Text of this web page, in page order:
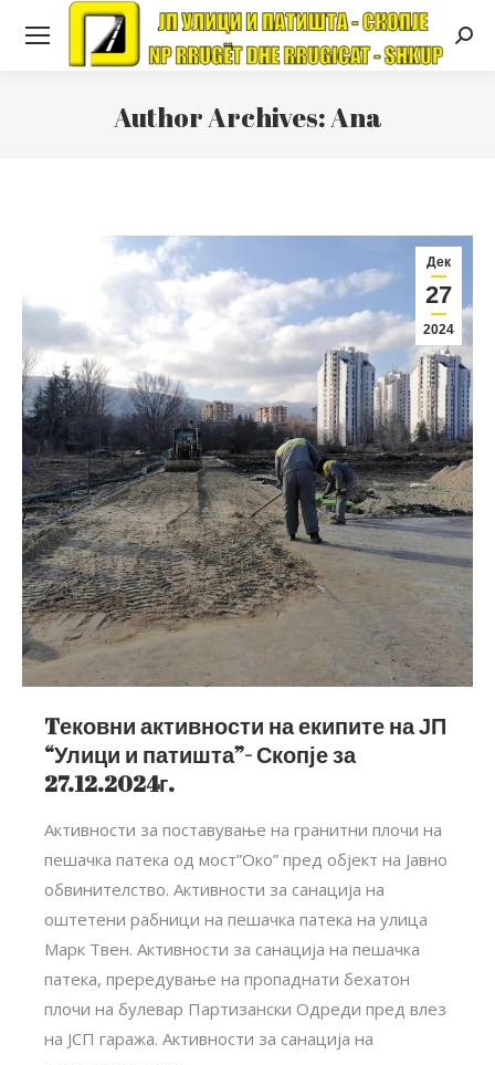
Author Archives:Ana
Дек
27
2024
Tековни активности на екипите на ЈП
“Улици и патишта”- Скопје за
27.12.2024г.
Активности за поставување на гранитни плочи на
пешачка патека од мост”Око” пред објект на Јавно
обвинителство. Активности за санација на
оштетени рабници на пешачка патека на улица
Марк Твен. Активности за санација на пешачка
патека, прередување на пропаднати бехатон
плочи на булевар Партизански Одреди пред влез
на ЈСП гаража. Активности за санација на